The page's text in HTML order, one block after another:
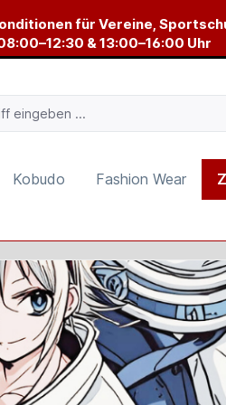
für Vereine,
& 13:00–16:00 Uhr
Kobudo Fashion Wear